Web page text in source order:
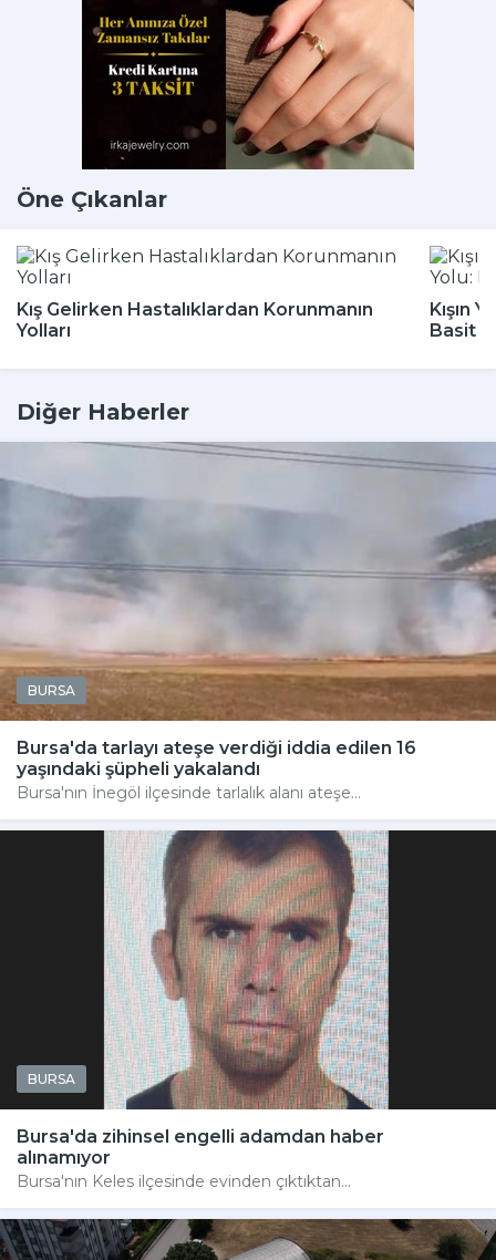
Öne Çıkanlar
Kış Gelirken Hastalıklardan Korunmanın
Yolları
Kışın
Basit
Diğer Haberler
BURSA
Bursa'da tarlayı ateşe verdiği iddia edilen 16
yaşındaki şüpheli yakalandı
Bursa'nın İnegöl ilçesinde tarlalık alanı ateşe...
BURSA
Bursa'da zihinsel engelli adamdan haber
alınamıyor
Bursa'nın Keles ilçesinde evinden çıktıktan...